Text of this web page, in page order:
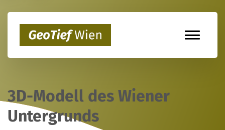
3D-Modell des Wiener
Untergrunds